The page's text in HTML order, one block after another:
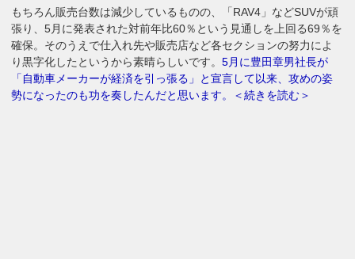
もちろん販売台数は減少しているものの、「RAV4」などSUVが頑
張り、5月に発表された対前年比60％という見通しを上回る69％を
確保。そのうえで仕入れ先や販売店など各セクションの努力によ
り黒字化したというから素晴らしいです。5月に豊田章男社長が
「自動車メーカーが経済を引っ張る」と宣言して以来、攻めの姿
勢になったのも功を奏したんだと思います。＜続きを読む＞